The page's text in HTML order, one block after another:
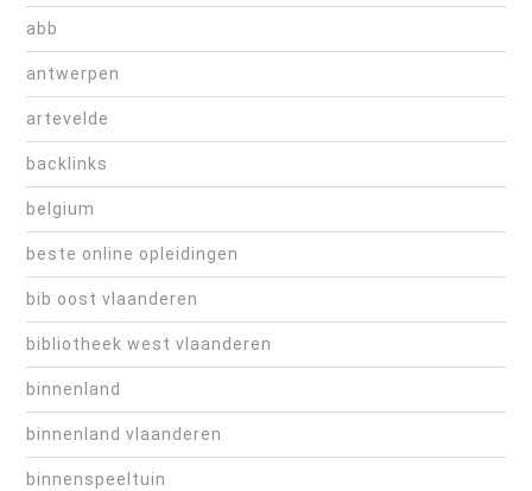
abb
antwerpen
artevelde
backlinks
belgium
beste online opleidingen
bib oost vlaanderen
bibliotheek west vlaanderen
binnenland
binnenland vlaanderen
binnenspeeltuin